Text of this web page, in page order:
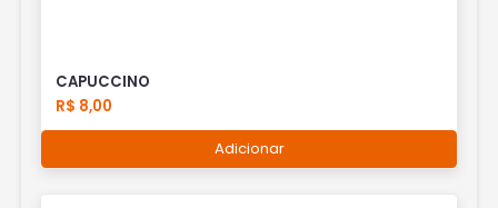
CAPUCCINO
R$ 8,00
Adicionar